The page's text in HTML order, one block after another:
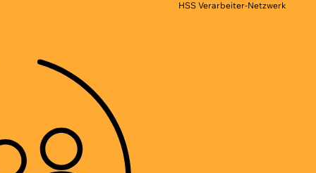
HSS Verarbeiter-Netzwerk